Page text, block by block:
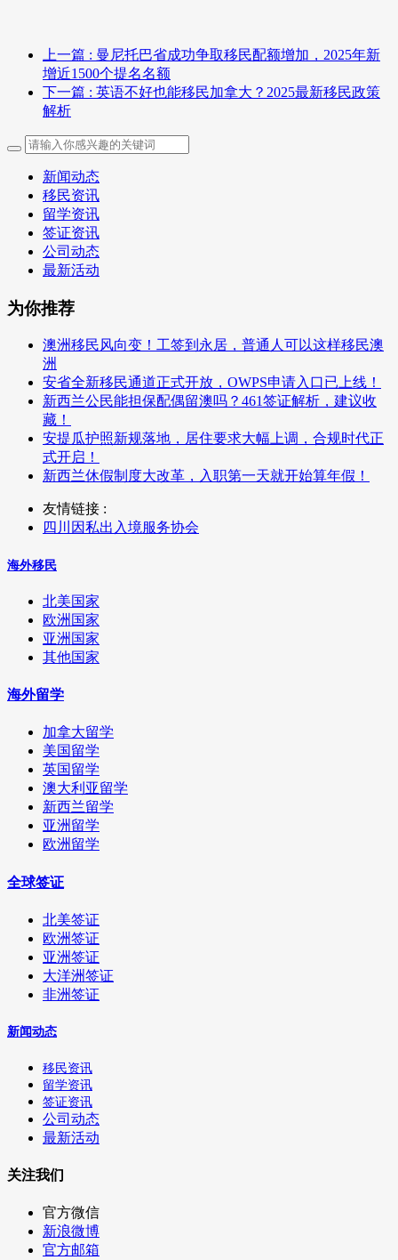
上一篇 : 曼尼托巴省成功争取移民配额增加，2025年新
增近1500个提名名额
下一篇 : 英语不好也能移民加拿大？2025最新移民政策
解析
新闻动态
移民资讯
留学资讯
签证资讯
公司动态
最新活动
为你推荐
澳洲移民风向变！工签到永居，普通人可以这样移民澳
洲
安省全新移民通道正式开放，OWPS申请入口已上线！
新西兰公民能担保配偶留澳吗？461签证解析，建议收
藏！
安提瓜护照新规落地，居住要求大幅上调，合规时代正
式开启！
新西兰休假制度大改革，入职第一天就开始算年假！
友情链接 :
四川因私出入境服务协会
海外移民
北美国家
欧洲国家
亚洲国家
其他国家
海外留学
加拿大留学
美国留学
英国留学
澳大利亚留学
新西兰留学
亚洲留学
欧洲留学
全球签证
北美签证
欧洲签证
亚洲签证
大洋洲签证
非洲签证
新闻动态
移民资讯
留学资讯
签证资讯
公司动态
最新活动
关注我们
官方微信
新浪微博
官方邮箱